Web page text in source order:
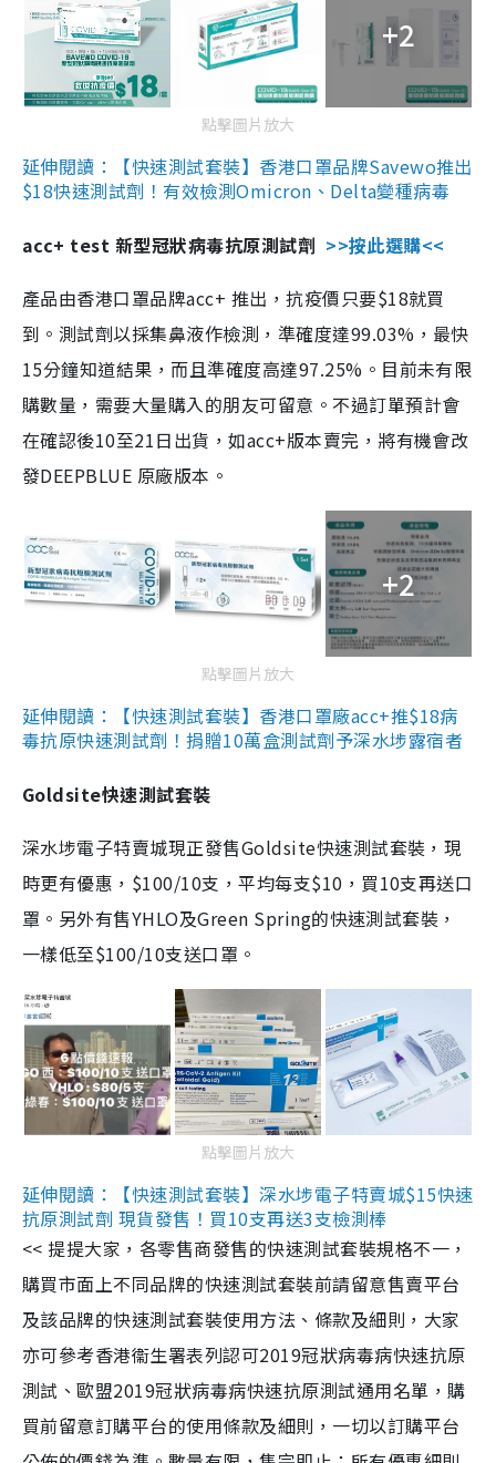
+2
點擊圖片放大
延伸閱讀：【快速測試套裝】香港口罩品牌Savewo推出
$18快速測試劑！有效檢測Omicron、Delta變種病毒
acc+ test 新型冠狀病毒抗原測試劑 >>按此選購<<
產品由香港口罩品牌acc+ 推出，抗疫價只要$18就買
到。測試劑以採集鼻液作檢測，準確度達99.03%，最快
15分鐘知道結果，而且準確度高達97.25%。目前未有限
購數量，需要大量購入的朋友可留意。不過訂單預計會
在確認後10至21日出貨，如acc+版本賣完，將有機會改
發DEEPBLUE 原廠版本。
+2
點擊圖片放大
延伸閱讀：【快速測試套裝】香港口罩廠acc+推$18病
毒抗原快速測試劑！捐贈10萬盒測試劑予深水埗露宿者
Goldsite快速測試套裝
深水埗電子特賣城現正發售Goldsite快速測試套裝，現
時更有優惠，$100/10支，平均每支$10，買10支再送口
罩。另外有售YHLO及Green Spring的快速測試套裝，
一樣低至$100/10支送口罩。
點擊圖片放大
延伸閱讀：【快速測試套裝】深水埗電子特賣城$15快速
抗原測試劑 現貨發售！買10支再送3支檢測棒
<< 提提大家，各零售商發售的快速測試套裝規格不一，
購買市面上不同品牌的快速測試套裝前請留意售賣平台
及該品牌的快速測試套裝使用方法、條款及細則，大家
亦可參考香港衞生署表列認可2019冠狀病毒病快速抗原
測試、歐盟2019冠狀病毒病快速抗原測試通用名單，購
買前留意訂購平台的使用條款及細則，一切以訂購平台